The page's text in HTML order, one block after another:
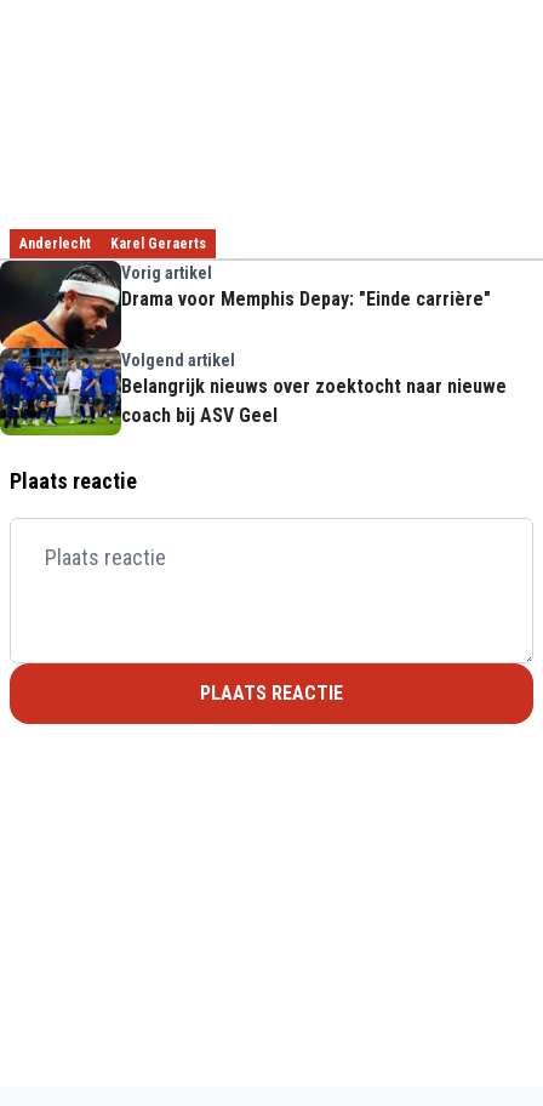
Anderlecht Karel Geraerts
Vorig artikel
Drama voor Memphis Depay: "Einde carrière"
Volgend artikel
Belangrijk nieuws over zoektocht naar nieuwe
coach bij ASV Geel
Plaats reactie
PLAATS REACTIE